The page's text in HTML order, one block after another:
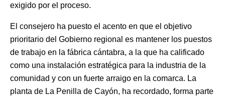
exigido por el proceso.
El consejero ha puesto el acento en que el objetivo
prioritario del Gobierno regional es mantener los puestos
de trabajo en la fábrica cántabra, a la que ha calificado
como una instalación estratégica para la industria de la
comunidad y con un fuerte arraigo en la comarca. La
planta de La Penilla de Cayón, ha recordado, forma parte